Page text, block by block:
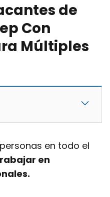
de
Con
Múltiples
en todo el
en